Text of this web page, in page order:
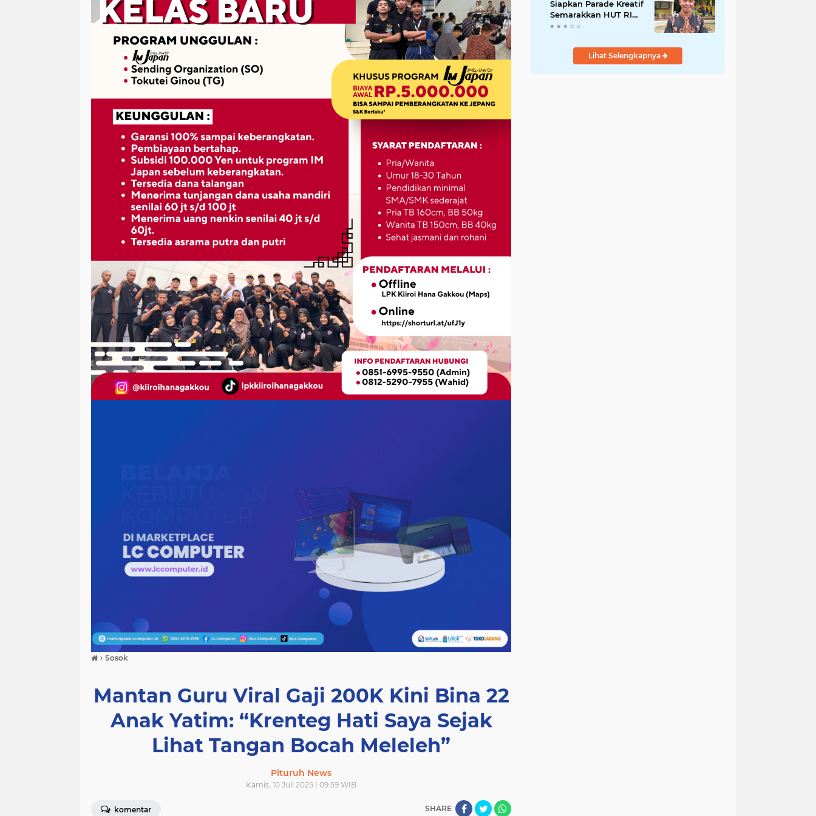
› Sosok
Mantan Guru Viral Gaji 200K Kini Bina 22
Anak Yatim: “Krenteg Hati Saya Sejak
Lihat Tangan Bocah Meleleh”
Pituruh News
Kamis, 10 Juli 2025 | 09:59 WIB
komentar SHARE
Siapkan Parade Kreatif
Semarakkan HUT RI
ke-81, Pendaftaran
Dibuka
Lihat Selengkapnya